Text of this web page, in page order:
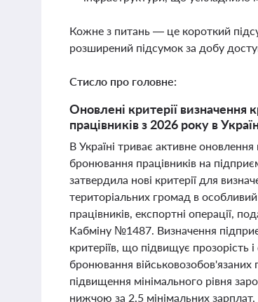
Кожне з питань — це короткий
розширений підсумок за добу
Стисло про головне:
Оновлені критерії
працівників з 2026 року в
В Україні триває активне
бронювання працівників на
затвердила нові критерії для
територіальних громад в
працівників, експортні операції,
Кабміну №1487. Визначення
критеріїв, що підвищує прозорість
бронювання
підвищення мінімального рівня
нижчою за 2,5 мінімальних